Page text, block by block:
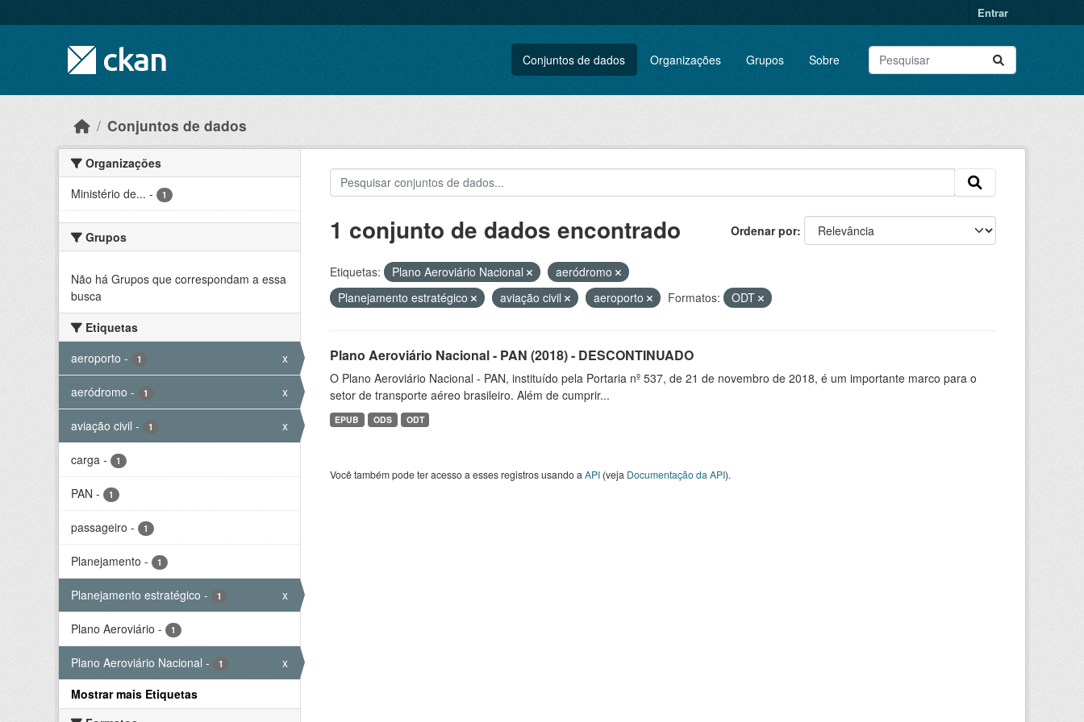
Entrar
Conjuntos de dados Organizações Grupos Sobre
Conjuntos de dados
Organizações
Ministério de... - 1
Grupos
Não há Grupos que correspondam a essa
busca
Etiquetas
aeroporto - 1 x
aeródromo - 1 x
aviação civil - 1 x
carga - 1
PAN - 1
passageiro - 1
Planejamento - 1
Planejamento estratégico - 1 x
Plano Aeroviário - 1
Plano Aeroviário Nacional - 1
x
Mostrar mais Etiquetas
Ordenar por
1 conjunto de dados encontrado
Etiquetas: Plano Aeroviário Nacional
aeródromo
Planejamento estratégico
aviação civil aeroporto Formatos: ODT
Plano Aeroviário Nacional - PAN (2018) - DESCONTINUADO
O Plano Aeroviário Nacional - PAN, instituído pela Portaria nº 537, de 21 de novembro de 2018, é um importante marco para o
setor de transporte aéreo brasileiro. Além de cumprir...
EPUB ODS ODT
Você também pode ter acesso a esses registros usando a API(veja Documentação da API).